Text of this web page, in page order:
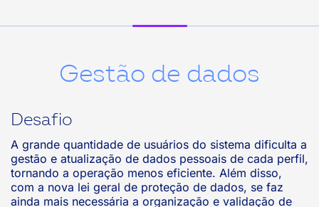
Gestão de dados
Desafio
A grande quantidade de usuários do sistema dificulta a
gestão e atualização de dados pessoais de cada perfil,
tornando a operação menos eficiente. Além disso,
com a nova lei geral de proteção de dados, se faz
ainda mais necessária a organização e validação de